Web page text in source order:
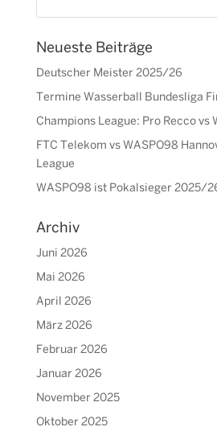
Neueste Beiträge
Deutscher Meister 2025/26
Termine Wasserball Bundesliga
Champions League: Pro Recco vs
FTC Telekom vs WASPO98
League
WASPO98 ist Pokalsieger 2025/
Archiv
Juni 2026
Mai 2026
April 2026
März 2026
Februar 2026
Januar 2026
November 2025
Oktober 2025